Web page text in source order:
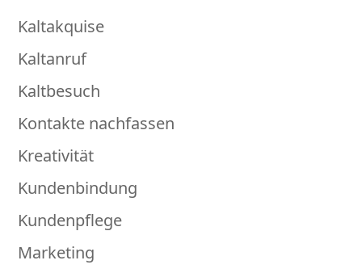
Kaltakquise
Kaltanruf
Kaltbesuch
Kontakte nachfassen
Kreativität
Kundenbindung
Kundenpflege
Marketing